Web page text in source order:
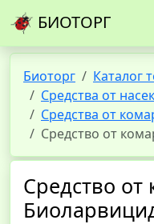
БИОТОРГ
Биоторг
Каталог
Средства от
Средства от
Средство от
Средство от